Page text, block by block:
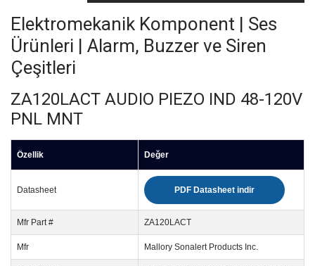
Elektromekanik Komponent | Ses
Ürünleri | Alarm, Buzzer ve Siren
Çeşitleri
ZA120LACT AUDIO PIEZO IND 48-120V
PNL MNT
Özellik Değer
Datasheet PDF Datasheet indir
Mfr Part # ZA120LACT
Mfr Mallory Sonalert Products Inc.